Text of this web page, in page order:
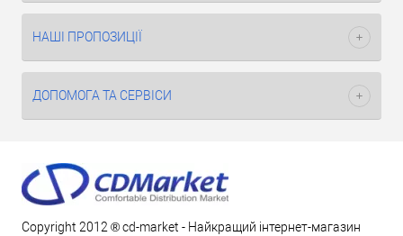
НАШІ ПРОПОЗИЦІЇ
ДОПОМОГА ТА СЕРВІСИ
Copyright 2012 ® cd-market - Найкращий інтернет-магазин